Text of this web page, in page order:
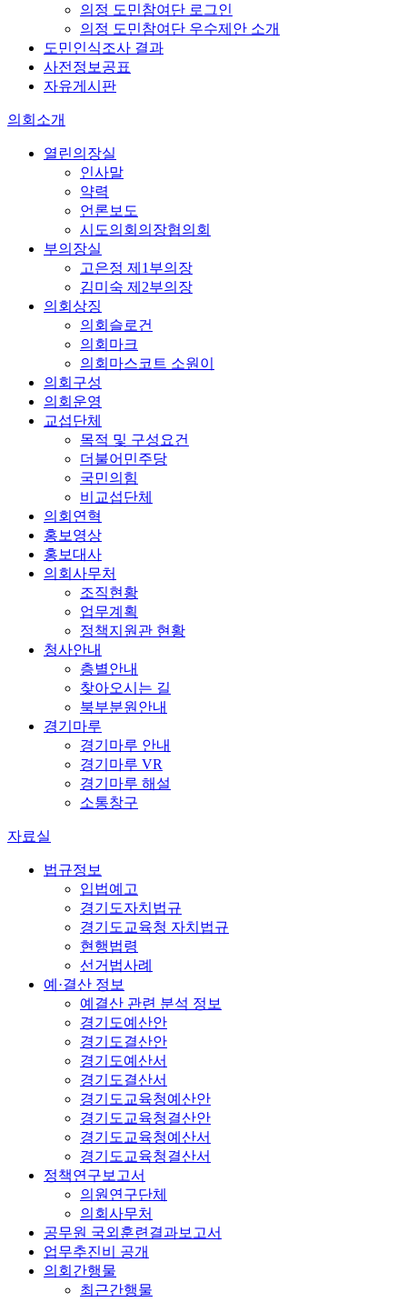
의정 도민참여단 로그인
의정 도민참여단 우수제안 소개
도민인식조사 결과
사전정보공표
자유게시판
의회소개
열린의장실
인사말
약력
언론보도
시도의회의장협의회
부의장실
고은정 제1부의장
김미숙 제2부의장
의회상징
의회슬로건
의회마크
의회마스코트 소원이
의회구성
의회운영
교섭단체
목적 및 구성요건
더불어민주당
국민의힘
비교섭단체
의회연혁
홍보영상
홍보대사
의회사무처
조직현황
업무계획
정책지원관 현황
청사안내
층별안내
찾아오시는 길
북부분원안내
경기마루
경기마루 안내
경기마루 VR
경기마루 해설
소통창구
자료실
법규정보
입법예고
경기도자치법규
경기도교육청 자치법규
현행법령
선거법사례
예·결산 정보
예결산 관련 분석 정보
경기도예산안
경기도결산안
경기도예산서
경기도결산서
경기도교육청예산안
경기도교육청결산안
경기도교육청예산서
경기도교육청결산서
정책연구보고서
의원연구단체
의회사무처
공무원 국외훈련결과보고서
업무추진비 공개
의회간행물
최근간행물